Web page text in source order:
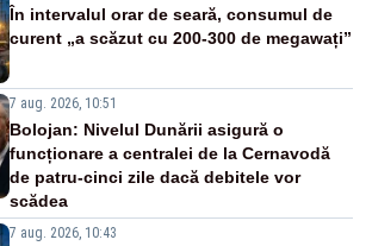
În intervalul orar de seară, consumul de
curent „a scăzut cu 200-300 de megawați”
7 aug. 2026, 10:51
Bolojan: Nivelul Dunării asigură o
funcționare a centralei de la Cernavodă
de patru-cinci zile dacă debitele vor
scădea
7 aug. 2026, 10:43